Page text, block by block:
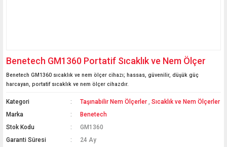
Benetech GM1360 Portatif Sıcaklık ve Nem Ölçer
Benetech GM1360 sıcaklık ve nem ölçer cihazı; hassas, güvenilir, düşük güç
harcayan, portatif sıcaklık ve nem ölçer cihazdır.
Kategori Taşınabilir Nem Ölçerler ,Sıcaklık ve Nem Ölçerler
Marka
Benetech
Stok Kodu
GM1360
Garanti Süresi
24 Ay